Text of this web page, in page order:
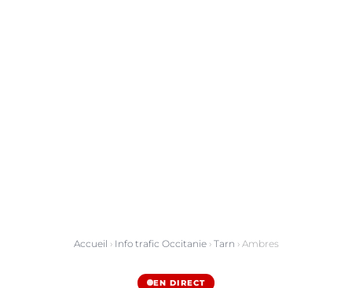
Accueil › Info trafic Occitanie› Tarn › Ambres
EN DIRECT